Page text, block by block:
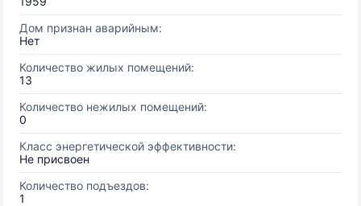
Дом признан аварийным:
Нет
Количество жилых помещений:
13
Количество нежилых помещений:
0
Класс энергетической эффективности:
Не присвоен
Количество подъездов:
1